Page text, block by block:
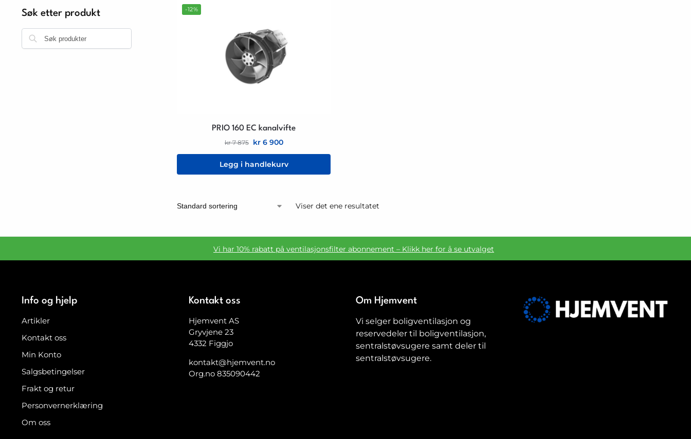
-12%
PRIO 160 EC kanalvifte
kr7 875 kr6 900
Legg i handlekurv
Viser det ene resultatet
Søk etter produkt
Vi har 10% rabatt på ventilasjonsfilter abonnement – Klikk her for å se utvalget
Info og hjelp
Artikler
Kontakt oss
Min Konto
Salgsbetingelser
Frakt og retur
Personvernerklæring
Om oss
Kontakt oss
Hjemvent AS
Gryvjene 23
4332 Figgjo
kontakt@hjemvent.no
Org.no 835090442
Om Hjemvent
Vi selger boligventilasjon og
reservedeler til boligventilasjon,
sentralstøvsugere samt deler til
sentralstøvsugere.